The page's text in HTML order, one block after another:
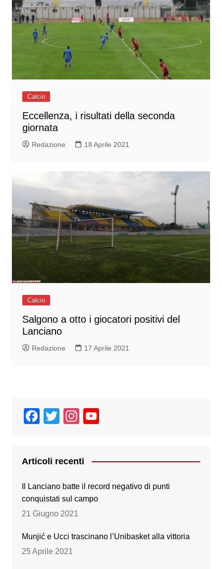
Calcio
Eccellenza, i risultati della seconda
giornata
Redazione 18 Aprile 2021
Calcio
Salgono a otto i giocatori positivi del
Lanciano
Redazione 17 Aprile 2021
F
e
b
o
o
T
er
In
gr
a
m
T
Articoli recenti
Il Lanciano batte il record negativo di punti
conquistati sul campo
21 Giugno 2021
Munjić e Ucci trascinano l’Unibasket alla vittoria
25 Aprile 2021